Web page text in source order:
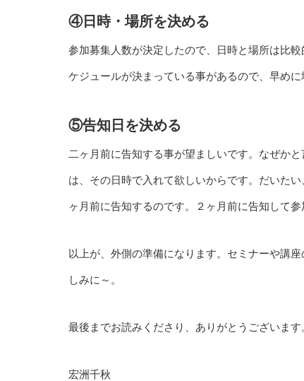
④日時・場所を決める
参加募集人数が決定したので、日時と場所は比
ケジュールが決まっている事があるので、早めに
⑤告知日を決める
二ヶ月前に告知する事が望ましいです。なぜか
は、その日時で入れて欲しいからです。だいた
ヶ月前に告知するのです。２ヶ月前に告知して
以上が、外側の準備になります。セミナーや講
しみに～。
最後までお読みくださり、ありがとうございます
宏洲千秋